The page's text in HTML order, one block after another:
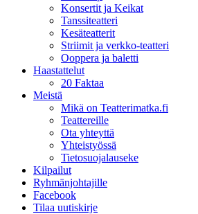
Konsertit ja Keikat
Tanssiteatteri
Kesäteatterit
Striimit ja verkko-teatteri
Ooppera ja baletti
Haastattelut
20 Faktaa
Meistä
Mikä on Teatterimatka.fi
Teattereille
Ota yhteyttä
Yhteistyössä
Tietosuojalauseke
Kilpailut
Ryhmänjohtajille
Facebook
Tilaa uutiskirje